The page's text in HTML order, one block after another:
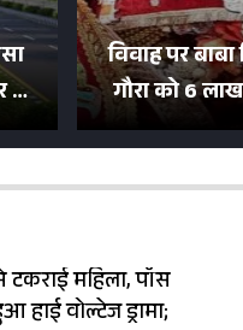
की
विवाह पर
गौरा को 6
500 भक्तों
टकराई महिला, पॉस
हाई वोल्टेज ड्रामा;